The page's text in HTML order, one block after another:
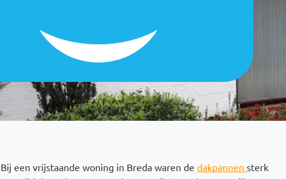
Bij een vrijstaande woning in Breda waren de dakpannen sterk